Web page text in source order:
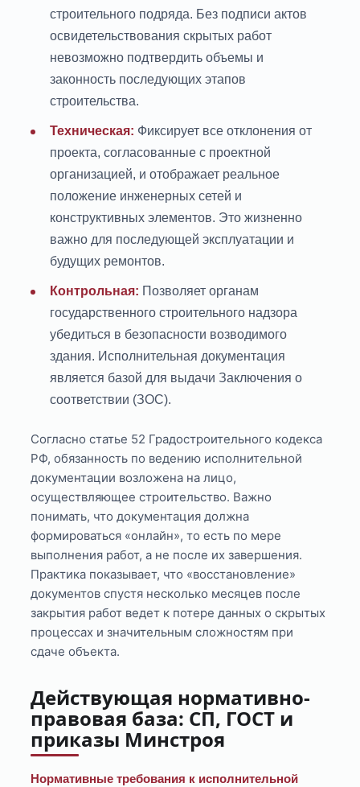
строительного подряда. Без подписи актов
освидетельствования скрытых работ
невозможно подтвердить объемы и
законность последующих этапов
строительства.
Техническая: Фиксирует все отклонения от
проекта, согласованные с проектной
организацией, и отображает реальное
положение инженерных сетей и
конструктивных элементов. Это жизненно
важно для последующей эксплуатации и
будущих ремонтов.
Контрольная: Позволяет органам
государственного строительного надзора
убедиться в безопасности возводимого
здания. Исполнительная документация
является базой для выдачи Заключения о
соответствии (ЗОС).
Согласно статье 52 Градостроительного кодекса
РФ, обязанность по ведению исполнительной
документации возложена на лицо,
осуществляющее строительство. Важно
понимать, что документация должна
формироваться «онлайн», то есть по мере
выполнения работ, а не после их завершения.
Практика показывает, что «восстановление»
документов спустя несколько месяцев после
закрытия работ ведет к потере данных о скрытых
процессах и значительным сложностям при
сдаче объекта.
Действующая нормативно-
правовая база: СП, ГОСТ и
приказы Минстроя
Нормативные требования к исполнительной